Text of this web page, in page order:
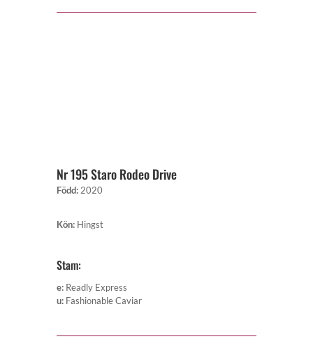
Nr 195 Staro Rodeo Drive
Född: 2020
Kön: Hingst
Stam:
e: Readly Express
u: Fashionable Caviar